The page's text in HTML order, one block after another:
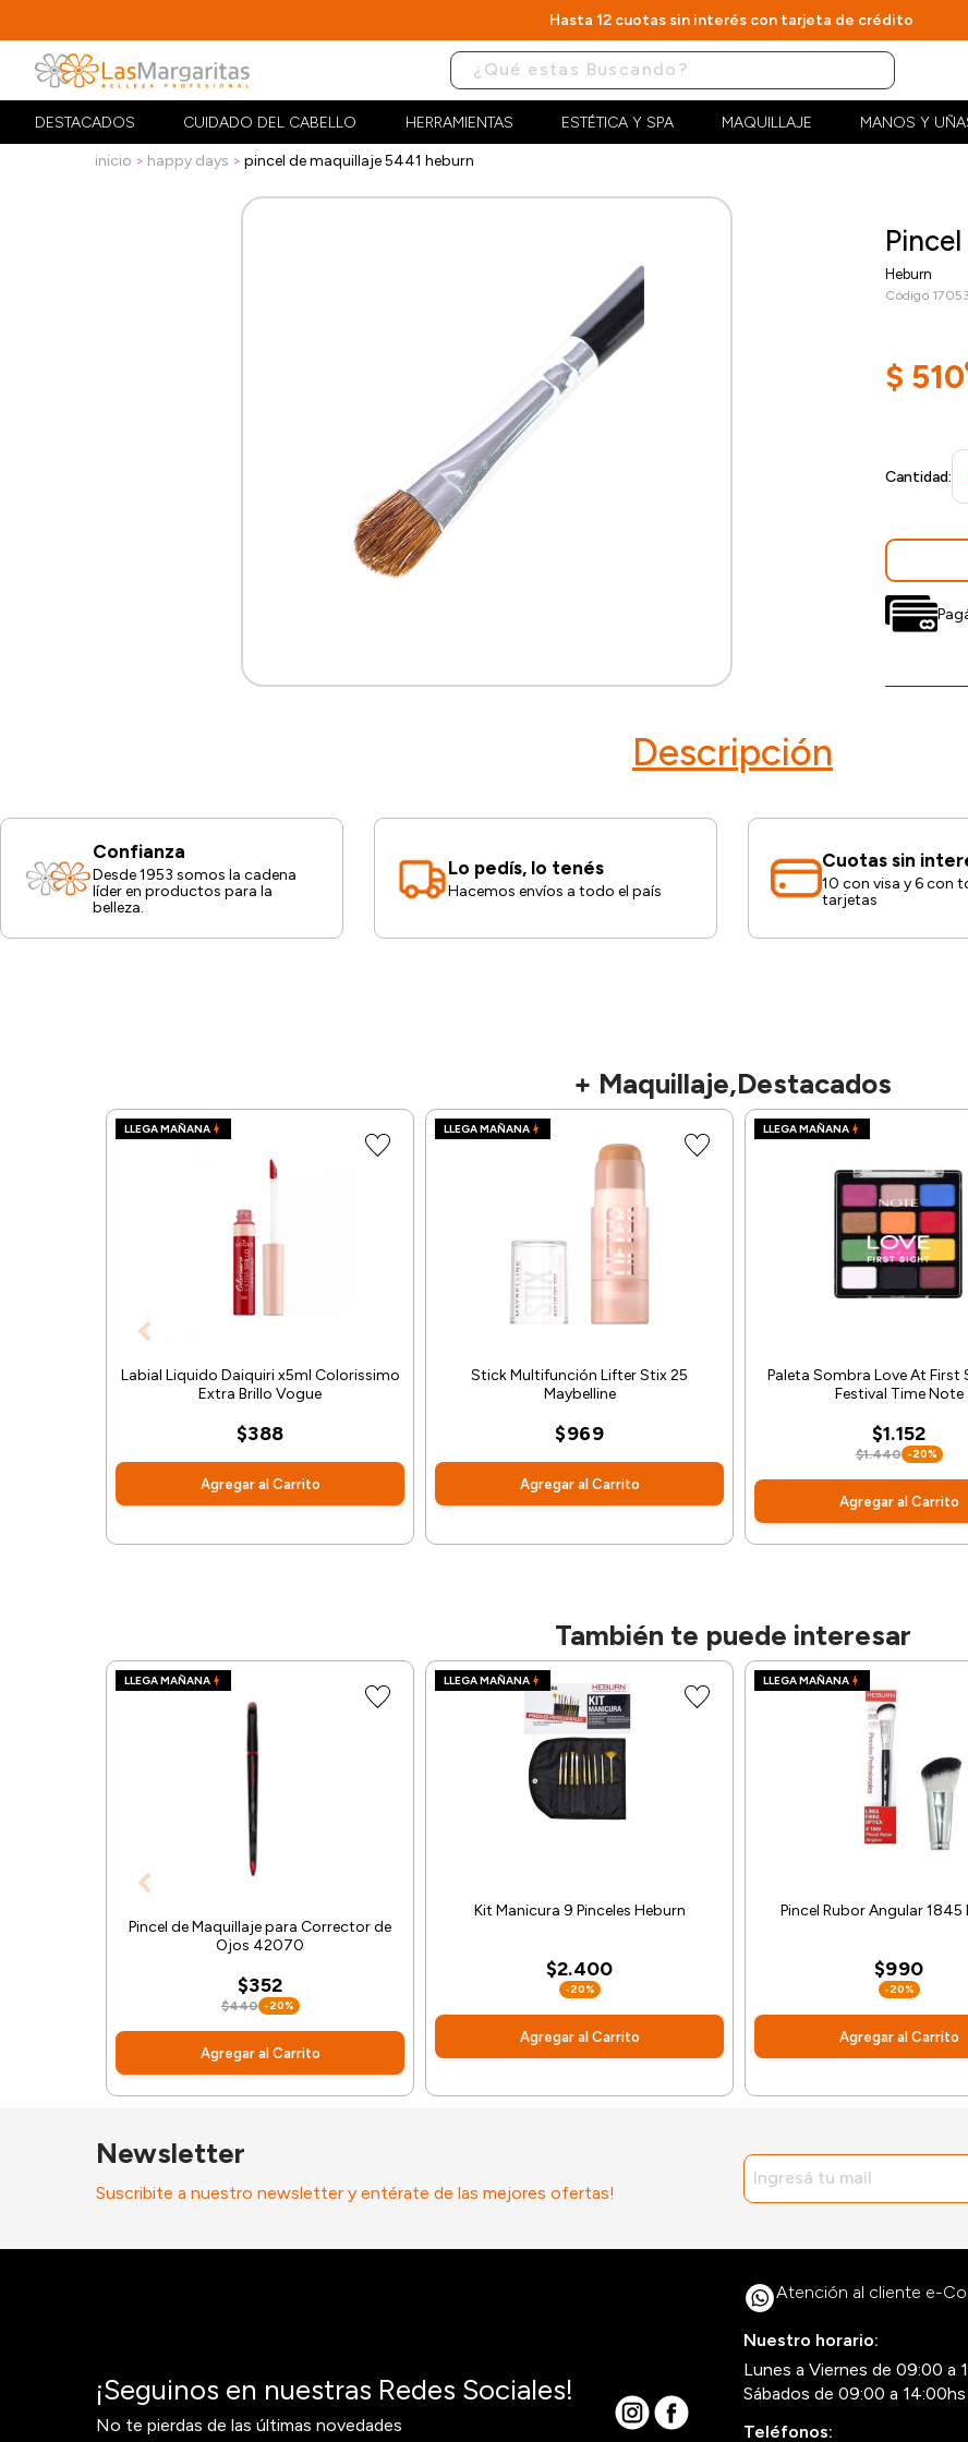
Hasta 12 cuotas sin interés con tarjeta de crédito
DESTACADOS CUIDADO DEL CABELLO HERRAMIENTAS ESTÉTICA Y SPA MAQUILLAJE MANOS Y
inicio happy days pincel de maquillaje 5441 heburn
Heburn
Código 17053
$ 510
Cantidad:
Descripción
Confianza
Desde 1953 somos la cadena
líder en productos para la
belleza.
Lo pedís, lo tenés
Hacemos envíos a todo el país
Cuotas sin
10 con visa y 6 con
tarjetas
+ Maquillaje,Destacados
LLEGA MAÑANA
Labial Liquido Daiquiri x5ml Colorissimo
Extra Brillo Vogue
$388
Agregar al Carrito
LLEGA MAÑANA
Stick Multifunción Lifter Stix 25
Maybelline
$969
Agregar al Carrito
LLEGA MAÑANA
Paleta Sombra Love At First
Festival Time Note
$1.152
$1.440 -20%
Agregar al Carrito
También te puede interesar
LLEGA MAÑANA
Pincel de Maquillaje para Corrector de
Ojos 42070
$352
$440 -20%
Agregar al Carrito
LLEGA MAÑANA
Kit Manicura 9 Pinceles Heburn
$2.400
-20%
Agregar al Carrito
LLEGA MAÑANA
Pincel Rubor Angular 1845
$990
-20%
Agregar al Carrito
Newsletter
Suscribite a nuestro newsletter y entérate de las mejores ofertas!
¡Seguinos en nuestras Redes Sociales!
No te pierdas de las últimas novedades
Atención al cliente e-
Nuestro horario:
Lunes a Viernes de 09:00 a
Sábados de 09:00 a 14:00hs
Teléfonos: